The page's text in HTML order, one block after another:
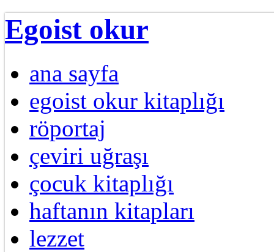
Egoist okur
ana sayfa
egoist okur kitaplığı
röportaj
çeviri uğraşı
çocuk kitaplığı
haftanın kitapları
lezzet